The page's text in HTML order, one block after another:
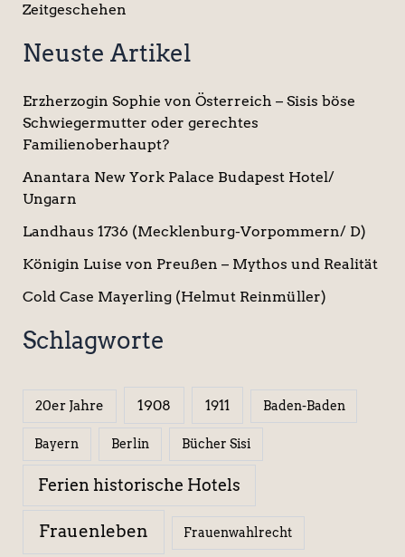
Zeitgeschehen
Neuste Artikel
Erzherzogin Sophie von Österreich – Sisis böse
Schwiegermutter oder gerechtes
Familienoberhaupt?
Anantara New York Palace Budapest Hotel/
Ungarn
Landhaus 1736 (Mecklenburg-Vorpommern/ D)
Königin Luise von Preußen – Mythos und Realität
Cold Case Mayerling (Helmut Reinmüller)
Schlagworte
20er Jahre 1908 1911 Baden-Baden
Bayern Berlin Bücher Sisi
Ferien historische Hotels
Frauenleben Frauenwahlrecht